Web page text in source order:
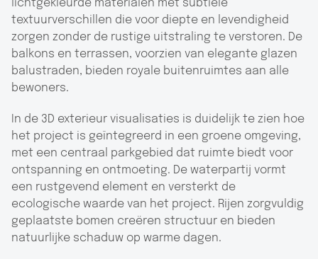
lichtgekleurde materialen met subtiele
textuurverschillen die voor diepte en levendigheid
zorgen zonder de rustige uitstraling te verstoren. De
balkons en terrassen, voorzien van elegante glazen
balustraden, bieden royale buitenruimtes aan alle
bewoners.
In de 3D exterieur visualisaties is duidelijk te zien hoe
het project is geïntegreerd in een groene omgeving,
met een centraal parkgebied dat ruimte biedt voor
ontspanning en ontmoeting. De waterpartij vormt
een rustgevend element en versterkt de
ecologische waarde van het project. Rijen zorgvuldig
geplaatste bomen creëren structuur en bieden
natuurlijke schaduw op warme dagen.